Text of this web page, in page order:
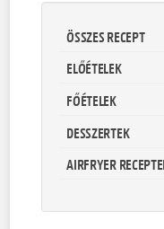
ÖSSZES RECEPT
ELŐÉTELEK
FŐÉTELEK
DESSZERTEK
AIRFRYER